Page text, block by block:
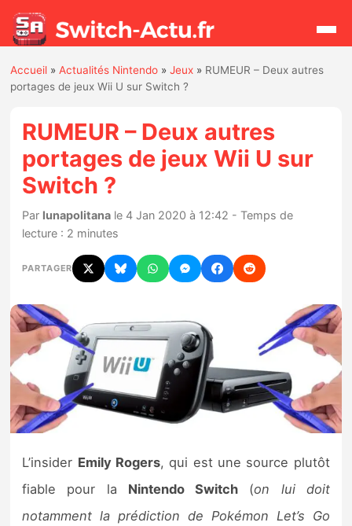
Actualités
Jeux
Hardware
Mises à jour
Chiffres de ventes
Rumeurs
Nintendo Direct
Tests et previews
Tests de jeux
Tests d’accessoires
Accueil »Actualités Nintendo »Jeux » RUMEUR – Deux autres
portages de jeux Wii U sur Switch ?
RUMEUR – Deux autres
portages de jeux Wii U sur
Switch ?
Par lunapolitana le 4 Jan 2020 à 12:42 - Temps de
lecture : 2 minutes
PARTAGER
L’insider Emily Rogers, qui est une source plutôt
fiable pour la Nintendo Switch (on lui doit
notamment la prédiction de Pokémon Let’s Go